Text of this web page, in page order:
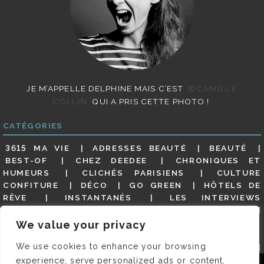
We value your privacy
We use cookies to enhance your browsing
experience, serve personalized ads or content,
JE M’APPELLE DELPHINE MAIS C’EST
©CAMILLE
COLLIN
QUI A PRIS CETTE PHOTO !
CATÉGORIES
3615 MA VIE ADRESSES BEAUTÉ
BEAUTÉ
BEST-OF
CHEZ DEEDEE
CHRONIQUES ET
HUMEURS
CLICHÉS PARISIENS
CULTURE
CONFITURE
DÉCO GO GREEN
HÔTELS DE
RÊVE
INSTANTANÉS
LES INTERVIEWS
MES ADRESSES
MODE NON CLASSÉ
GUIDE
PARIS EN PHOTOS
RESTAURANTS
REVUE DE PRESSE DÉTAILLÉE, SIOU PLAIT